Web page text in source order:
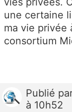
une certaine
ma vie privée
consortium
Publié
à 10h52